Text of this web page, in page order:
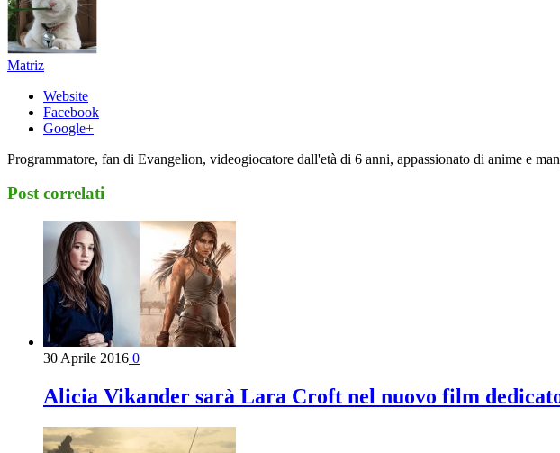
Matriz
Website
Facebook
Google+
Programmatore, fan di Evangelion, videogiocatore dall'età di 6 anni, appassionato di anime e
Post correlati
30 Aprile 2016 0
Alicia Vikander sarà Lara Croft nel nuovo film